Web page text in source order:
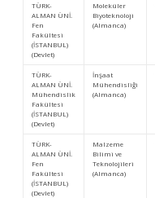
TÜRK-
ALMAN ÜNİ.
Fen
Fakültesi
(İSTANBUL)
(Devlet)
Moleküler
Biyoteknoloji
(Almanca)
TÜRK-
ALMAN ÜNİ.
Mühendislik
Fakültesi
(İSTANBUL)
(Devlet)
İnşaat
Mühendisliği
(Almanca)
TÜRK-
ALMAN ÜNİ.
Fen
Fakültesi
(İSTANBUL)
(Devlet)
Malzeme
Bilimi ve
Teknolojileri
(Almanca)